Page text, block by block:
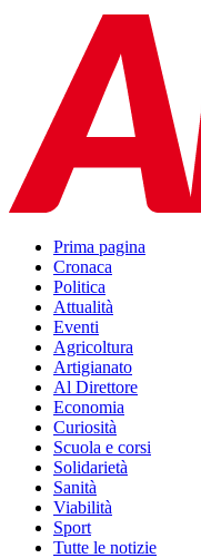
Prima pagina
Cronaca
Politica
Attualità
Eventi
Agricoltura
Artigianato
Al Direttore
Economia
Curiosità
Scuola e corsi
Solidarietà
Sanità
Viabilità
Sport
Tutte le notizie